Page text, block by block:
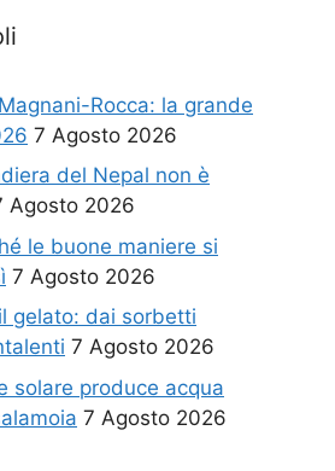
Rocca: la grande
7 Agosto 2026
del Nepal non è
Agosto 2026
le buone maniere si
7 Agosto 2026
gelato: dai sorbetti
7 Agosto 2026
solare produce acqua
7 Agosto 2026